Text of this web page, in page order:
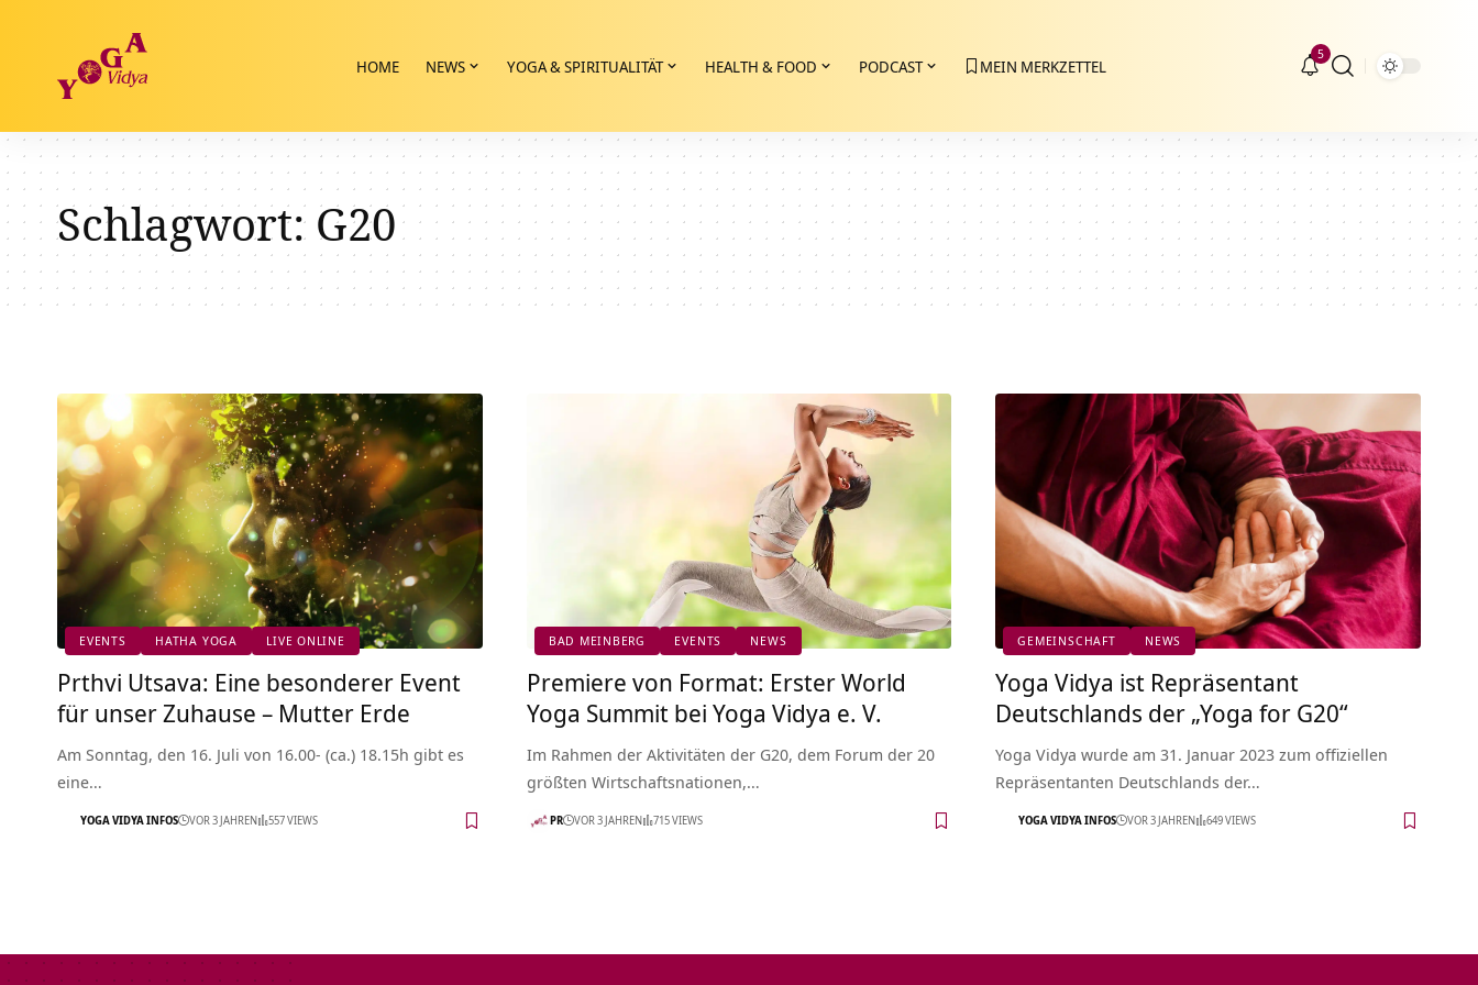
HOME NEWS YOGA & SPIRITUALITÄT HEALTH & FOOD PODCAST MEIN MERKZETTEL
5
Schlagwort: G20
EVENTS HATHA YOGA LIVE ONLINE
Prthvi Utsava: Eine besonderer Event
für unser Zuhause – Mutter Erde
Am Sonntag, den 16. Juli von 16.00- (ca.) 18.15h gibt es
eine…
YOGA VIDYA INFOS VOR 3 JAHREN 557 VIEWS
BAD MEINBERG EVENTS NEWS
Premiere von Format: Erster World
Yoga Summit bei Yoga Vidya e. V.
Im Rahmen der Aktivitäten der G20, dem Forum der 20
größten Wirtschaftsnationen,…
PR VOR 3 JAHREN 715 VIEWS
GEMEINSCHAFT NEWS
Yoga Vidya ist Repräsentant
Deutschlands der „Yoga for G20“
Yoga Vidya wurde am 31. Januar 2023 zum offiziellen
Repräsentanten Deutschlands der…
YOGA VIDYA INFOS VOR 3 JAHREN 649 VIEWS